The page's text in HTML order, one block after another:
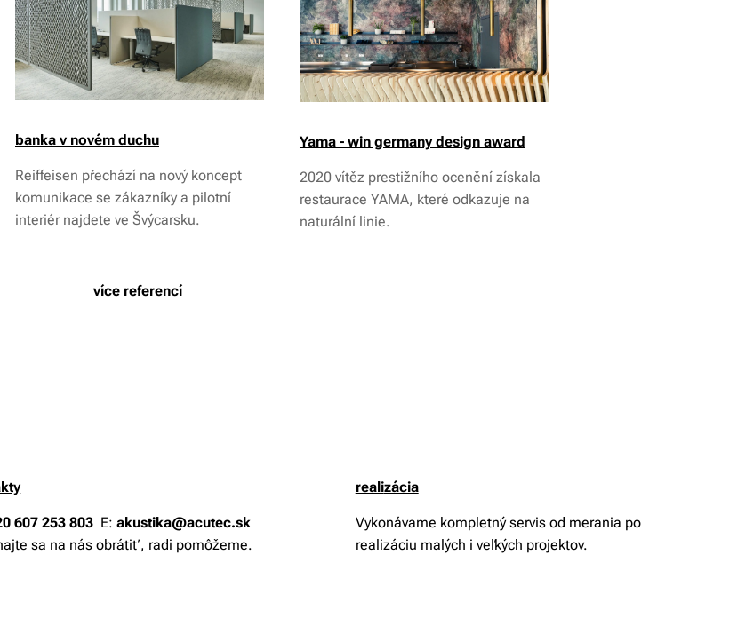
banka v novém duchu
Reiffeisen přechází na nový koncept
komunikace se zákazníky a pilotní
interiér najdete ve Švýcarsku.
Yama - win germany design award
2020 vítěz prestižního ocenění získala
restaurace YAMA, které odkazuje na
naturální linie.
více referencí
607 253 803 E:akustika@acutec.sk
sa na nás obrátiť, radi pomôžeme.
realizácia
Vykonávame kompletný servis od merania po
realizáciu malých i veľkých projektov.